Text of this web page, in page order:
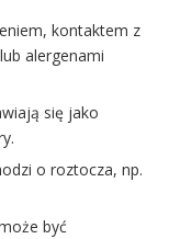
kontaktem z
alergenami
się jako
o roztocza, np.
być